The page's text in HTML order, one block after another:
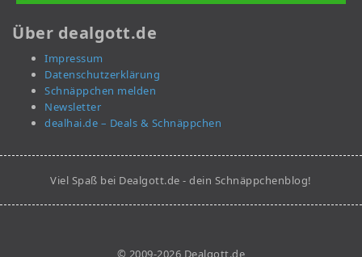
Über dealgott.de
Impressum
Datenschutzerklärung
Schnäppchen melden
Newsletter
dealhai.de – Deals & Schnäppchen
Viel Spaß bei Dealgott.de - dein Schnäppchenblog!
© 2009-2026 Dealgott.de